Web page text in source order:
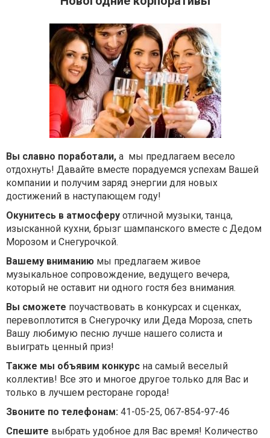
Вы славно поработали, а мы предлагаем весело
отдохнуть! Давайте вместе порадуемся успехам Вашей
компании и получим заряд энергии для новых
достижений в наступающем году!
Окунитесь в атмосферу отличной музыки, танца,
изысканной кухни, брызг шампанского вместе с Дедом
Морозом и Снегурочкой.
Вашему вниманию мы предлагаем живое
музыкальное сопровождение, ведущего вечера,
который не оставит ни одного гостя без внимания.
Вы сможете поучаствовать в конкурсах и сценках,
перевоплотится в Снегурочку или Деда Мороза, спеть
Вашу любимую песню лучше нашего солиста и
выиграть ценный приз!
Также мы объявим конкурс на самый веселый
коллектив! Все это и многое другое только для Вас и
только в лучшем ресторане города!
Звоните по телефонам: 41-05-25, 067-854-97-46
Спешите выбрать удобное для Вас время! Количество